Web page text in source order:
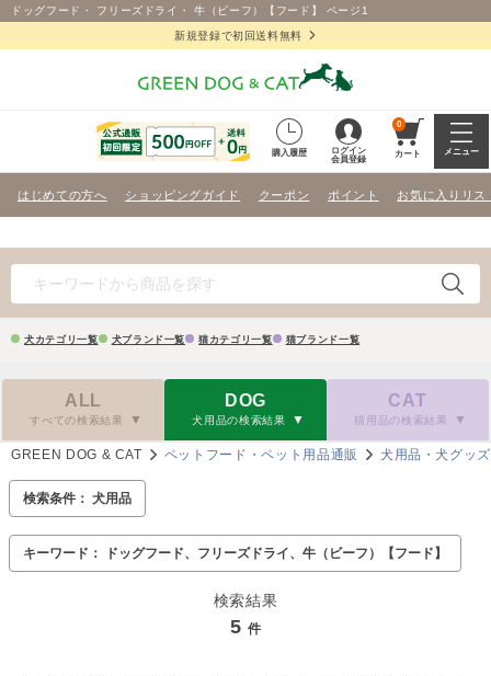
ドッグフード・ フリーズドライ・ 牛（ビーフ）【フード】 ページ1
新規登録で初回送料無料
購入履歴
ログイン
会員登録
0
カート メニュー
はじめての方へ ショッピングガイド クーポン ポイント お気に入りリス
犬カテゴリ一覧 犬ブランド一覧 猫カテゴリ一覧 猫ブランド一覧
ALL
すべての検索結果
DOG
犬用品の検索結果
CAT
猫用品の検索結果
GREEN DOG & CAT ペットフード・ペット用品通販 犬用品・犬グッズ
検索条件： 犬用品
キーワード： ドッグフード、フリーズドライ、牛（ビーフ）【フード】
検索結果
5 件